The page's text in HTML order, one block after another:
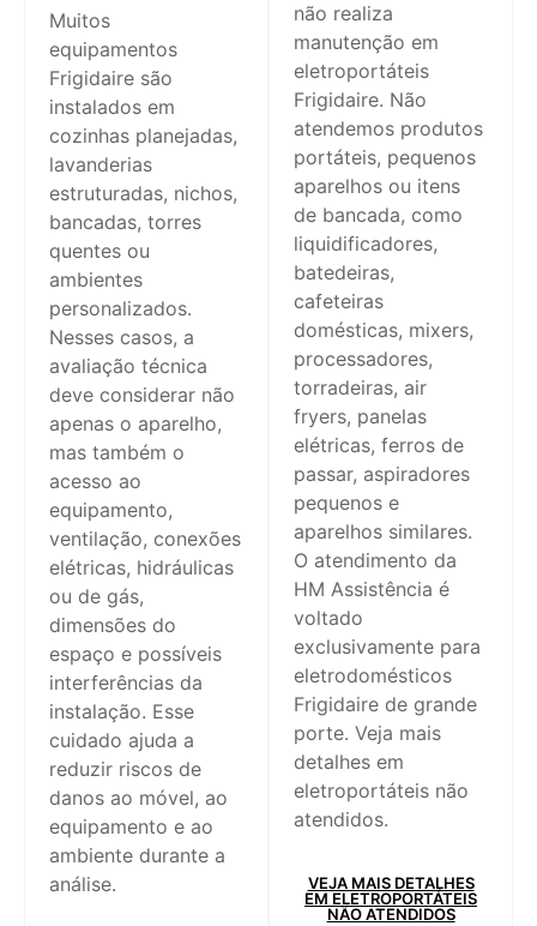
Muitos
equipamentos
Frigidaire são
instalados em
cozinhas planejadas,
lavanderias
estruturadas, nichos,
bancadas, torres
quentes ou
ambientes
personalizados.
Nesses casos, a
avaliação técnica
deve considerar não
apenas o aparelho,
mas também o
acesso ao
equipamento,
ventilação, conexões
elétricas, hidráulicas
ou de gás,
dimensões do
espaço e possíveis
interferências da
instalação. Esse
cuidado ajuda a
reduzir riscos de
danos ao móvel, ao
equipamento e ao
ambiente durante a
análise.
não realiza
manutenção em
eletroportáteis
Frigidaire. Não
atendemos produtos
portáteis, pequenos
aparelhos ou itens
de bancada, como
liquidificadores,
batedeiras,
cafeteiras
domésticas, mixers,
processadores,
torradeiras, air
fryers, panelas
elétricas, ferros de
passar, aspiradores
pequenos e
aparelhos similares.
O atendimento da
HM Assistência é
voltado
exclusivamente para
eletrodomésticos
Frigidaire de grande
porte. Veja mais
detalhes em
eletroportáteis não
atendidos.
VEJA MAIS DETALHES
EM ELETROPORTÁTEIS
NÃO ATENDIDOS